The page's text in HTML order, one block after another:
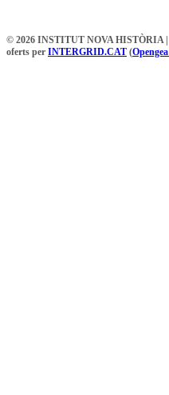
© 2026 INSTITUT NOVA HISTÒRIA |
oferts per INTERGRID.CAT (